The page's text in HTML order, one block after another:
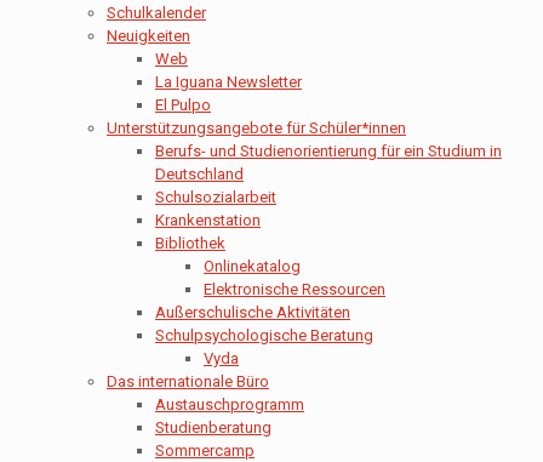
Schulkalender
Neuigkeiten
Web
La Iguana Newsletter
El Pulpo
Unterstützungsangebote für Schüler*innen
Berufs- und Studienorientierung für ein Studium in
Deutschland
Schulsozialarbeit
Krankenstation
Bibliothek
Onlinekatalog
Elektronische Ressourcen
Außerschulische Aktivitäten
Schulpsychologische Beratung
Vyda
Das internationale Büro
Austauschprogramm
Studienberatung
Sommercamp